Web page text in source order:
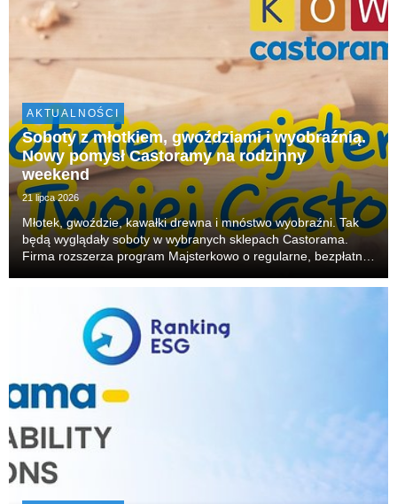
AKTUALNOŚCI
Soboty z młotkiem, gwoździami i wyobraźnią.
Nowy pomysł Castoramy na rodzinny
weekend
21 lipca 2026
Młotek, gwoździe, kawałki drewna i mnóstwo wyobraźni. Tak
będą wyglądały soboty w wybranych sklepach Castorama.
Firma rozszerza program Majsterkowo o regularne, bezpłatne
budować, skręcać i tworzyć własne projekty, r...